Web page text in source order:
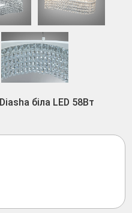
біла LED 58Вт